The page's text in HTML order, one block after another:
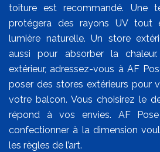
toiture est recommandé. Une
protégera des rayons UV tout
lumière naturelle. Un store
aussi pour absorber la
extérieur, adressez-vous à AF
poser des stores extérieurs pour
votre balcon. Vous choisirez le
répond à vos envies. AF
confectionner à la dimension
les règles de l’art.